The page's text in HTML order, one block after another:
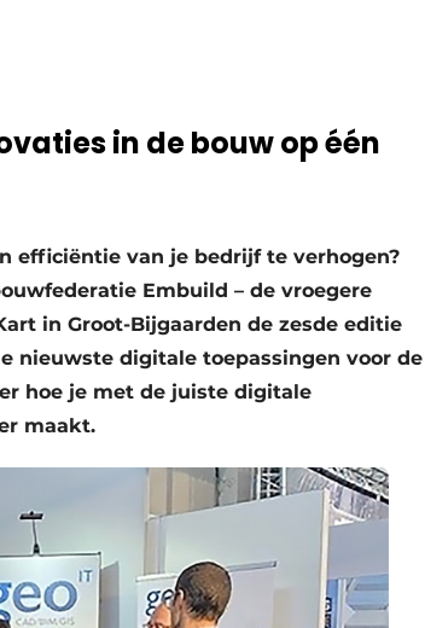
in de bouw op één
efficiëntie van je bedrijf te verhogen?
Embuild – de vroegere
in Groot-Bijgaarden de zesde editie
nieuwste digitale toepassingen voor de
hoe je met de juiste digitale
maakt.